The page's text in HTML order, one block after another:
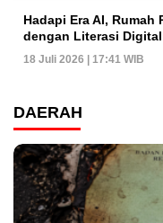
Hadapi Era AI,
dengan Literasi
18 Juli 2026 | 17:41 WIB
DAERAH